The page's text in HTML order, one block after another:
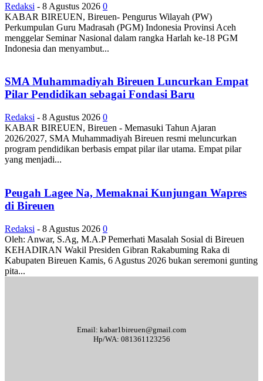
Redaksi - 8 Agustus 2026 0
KABAR BIREUEN, Bireuen- Pengurus Wilayah (PW)
Perkumpulan Guru Madrasah (PGM) Indonesia Provinsi Aceh
menggelar Seminar Nasional dalam rangka Harlah ke-18 PGM
Indonesia dan menyambut...
SMA Muhammadiyah Bireuen Luncurkan Empat
Pilar Pendidikan sebagai Fondasi Baru
Redaksi - 8 Agustus 2026 0
KABAR BIREUEN, Bireuen - Memasuki Tahun Ajaran
2026/2027, SMA Muhammadiyah Bireuen resmi meluncurkan
program pendidikan berbasis empat pilar ilar utama. Empat pilar
yang menjadi...
Peugah Lagee Na, Memaknai Kunjungan Wapres
di Bireuen
Redaksi - 8 Agustus 2026 0
Oleh: Anwar, S.Ag, M.A.P Pemerhati Masalah Sosial di Bireuen
KEHADIRAN Wakil Presiden Gibran Rakabuming Raka di
Kabupaten Bireuen Kamis, 6 Agustus 2026 bukan seremoni gunting
pita...
Email: kabar1bireuen@gmail.com
Hp/WA: 081361123256